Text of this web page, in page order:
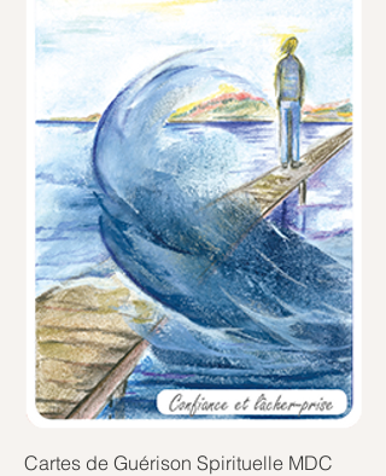
Cartes de Guérison Spirituelle MDC